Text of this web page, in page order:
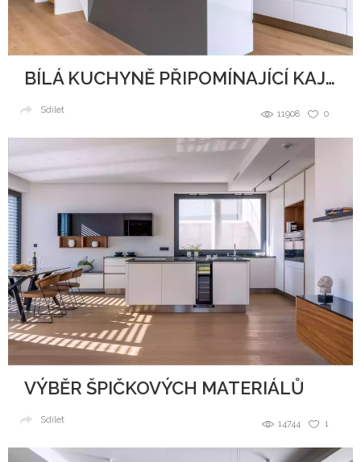
BÍLÁ KUCHYNĚ PŘIPOMÍNAJÍCÍ KAJUTU NA LODI
0
11908
Sdílet
VÝBĚR ŠPIČKOVÝCH MATERIÁLŮ
1
14744
Sdílet